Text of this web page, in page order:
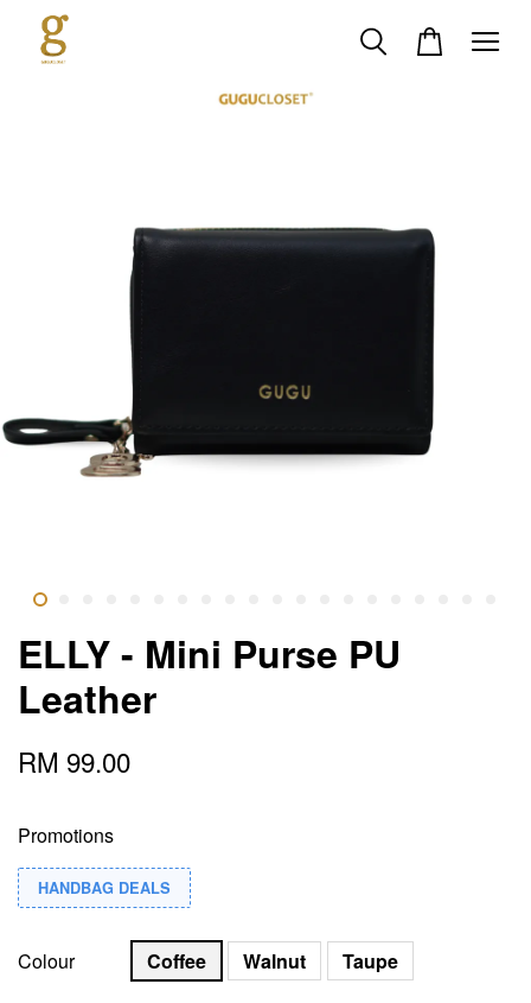
ELLY - Mini Purse PU
Leather
RM 99.00
Promotions
HANDBAG DEALS
Colour Coffee Walnut Taupe